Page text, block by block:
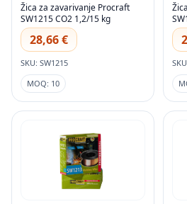
Žica za zavarivanje Procraft
SW1215 CO2 1,2/15 kg
28,66 €
SKU: SW1215
MOQ: 10